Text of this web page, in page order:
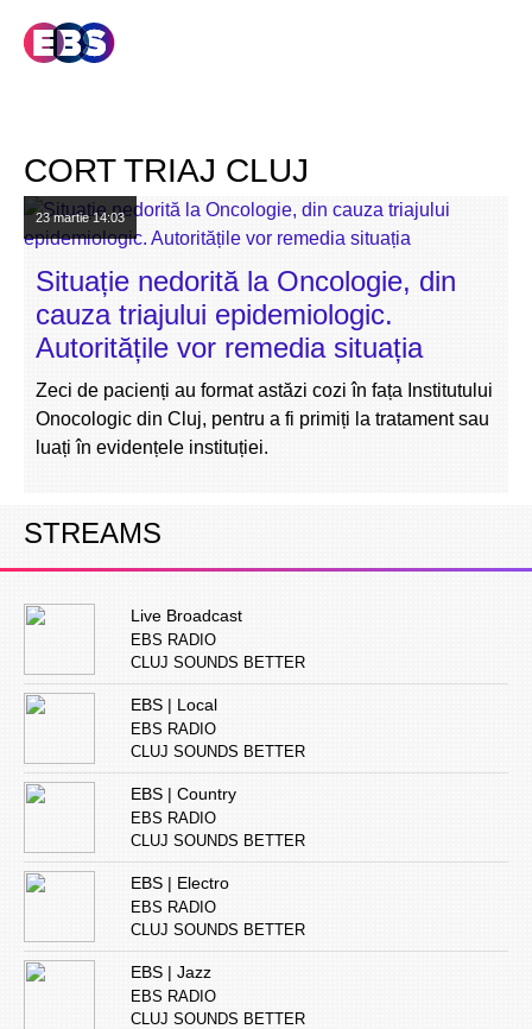
CORT TRIAJ CLUJ
23 martie14:03
Situație nedorită la Oncologie, din
cauza triajului epidemiologic.
Autoritățile vor remedia situația
Zeci de pacienți au format astăzi cozi în fața Institutului
Onocologic din Cluj, pentru a fi primiți la tratament sau
luați în evidențele instituției.
STREAMS
Live Broadcast
EBS RADIO
CLUJ SOUNDS BETTER
EBS | Local
EBS RADIO
CLUJ SOUNDS BETTER
EBS | Country
EBS RADIO
CLUJ SOUNDS BETTER
EBS | Electro
EBS RADIO
CLUJ SOUNDS BETTER
EBS | Jazz
EBS RADIO
CLUJ SOUNDS BETTER